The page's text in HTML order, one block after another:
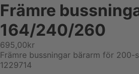
Främre
164/240/260
695,00kr
Främre bussningar bärarm för 200-
1229714